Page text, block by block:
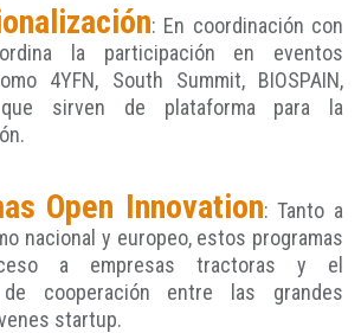
: En coordinación con
la participación en eventos
4YFN, South Summit, BIOSPAIN,
que sirven de plataforma para la
Open Innovation: Tanto a
nacional y europeo, estos programas
a empresas tractoras y el
de cooperación entre las grandes
startup.